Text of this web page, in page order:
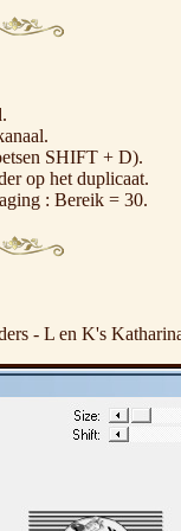
SHIFT + D).
op het duplicaat.
: Bereik = 30.
- L en K's